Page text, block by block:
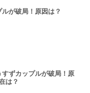
が破局！原因は？
ずカップルが破局！原
は？